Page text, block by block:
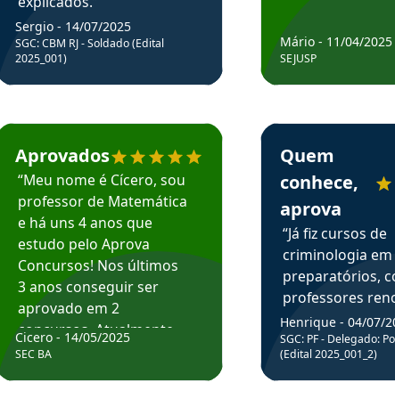
em depoimento
Sergio - 14/07/2025
SGC: CBM RJ - Soldado (Edital
2025_001)
Cicero recomenda o Aprova Concursos em depoimento
Aprovados
“Meu nome é Cícero, sou
professor de Matemática
e há uns 4 anos que
estudo pelo Aprova
Concursos! Nos últimos
3 anos conseguir ser
aprovado em 2
concursos. Atualmente,
estou atuando como
Cicero - 14/05/2025
SEC BA
Mário - 11/04/2025
SEJUSP
Estudante Henrique
Quem
conhece,
aprova
“Já fiz cursos de
criminologia em
preparatórios,
professores
fiz curso em pós
graduação.
Professor do
sem dúvida, o
Henrique - 04/07/
SGC: PF - Delegado:
(Edital 2025_001_2)